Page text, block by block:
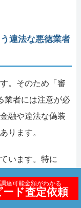
違法な悪徳業者
。そのため「審
業者には注意が必
融や違法な偽装
ります。
います。特に
設定する契約に
料や契約内容を
達可能金額がわかる
ード査定依頼